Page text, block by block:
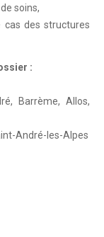
soins,
cas des structures
:
Barrème, Allos,
André-les-Alpes